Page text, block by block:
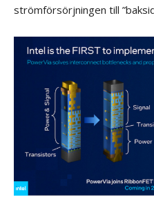
strömförsörjningen till